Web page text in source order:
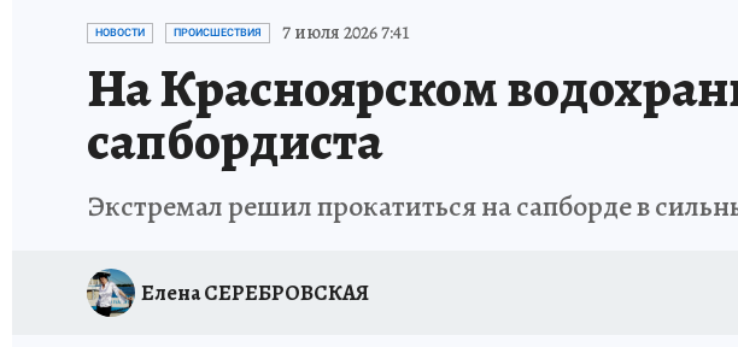
ОТДЫХ В РОССИИ ЗАПОВЕДНАЯ РОССИЯ
НОВОСТИ ПРОИСШЕСТВИЯ 7 июля 2026 7:41
На Красноярском
сапбордиста
Экстремал решил прокатиться на сапборде в
Елена СЕРЕБРОВСКАЯ